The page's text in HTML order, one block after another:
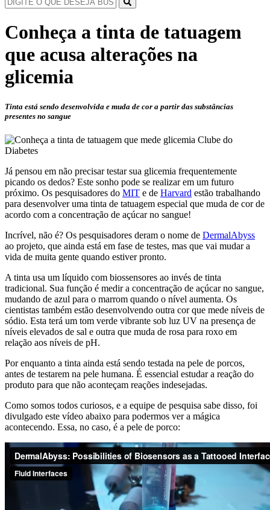
Conheça a tinta de tatuagem
que acusa alterações na
glicemia
Tinta está sendo desenvolvida e muda de cor a partir das substâncias
presentes no sangue
Já pensou em não precisar testar sua glicemia frequentemente
picando os dedos? Este sonho pode se realizar em um futuro
próximo. Os pesquisadores do MIT e de Harvard estão trabalhando
para desenvolver uma tinta de tatuagem especial que muda de cor de
acordo com a concentração de açúcar no sangue!
Incrível, não é? Os pesquisadores deram o nome de DermalAbyss
ao projeto, que ainda está em fase de testes, mas que vai mudar a
vida de muita gente quando estiver pronto.
A tinta usa um líquido com biossensores ao invés de tinta
tradicional. Sua função é medir a concentração de açúcar no sangue,
mudando de azul para o marrom quando o nível aumenta. Os
cientistas também estão desenvolvendo outra cor que mede níveis de
sódio. Esta terá um tom verde vibrante sob luz UV na presença de
níveis elevados de sal e outra que muda de rosa para roxo em
relação aos níveis de pH.
Por enquanto a tinta ainda está sendo testada na pele de porcos,
antes de testarem na pele humana. É essencial estudar a reação do
produto para que não aconteçam reações indesejadas.
Como somos todos curiosos, e a equipe de pesquisa sabe disso, foi
divulgado este vídeo abaixo para podermos ver a mágica
acontecendo. Essa, no caso, é a pele de porco: